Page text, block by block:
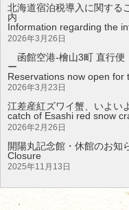
北海道宿泊税導入に関する
Information regarding the
2026年3月26日
函館空港-檜山3町 直行便
Reservations now open for
2026年3月23日
江差産紅ズワイ蟹、いよい
catch of Esashi red snow
2026年2月26日
開陽丸記念館・休館のお
2025年11月13日